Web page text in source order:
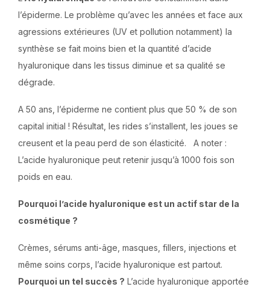
l’épiderme. Le problème qu’avec les années et face aux
agressions extérieures (UV et pollution notamment) la
synthèse se fait moins bien et la quantité d’acide
hyaluronique dans les tissus diminue et sa qualité se
dégrade.
A 50 ans, l’épiderme ne contient plus que 50 % de son
capital initial ! Résultat, les rides s’installent, les joues se
creusent et la peau perd de son élasticité. A noter :
L’acide hyaluronique peut retenir jusqu’à 1000 fois son
poids en eau.
Pourquoi l’acide hyaluronique est un actif star de la
cosmétique ?
Crèmes, sérums anti-âge, masques, fillers, injections et
même soins corps, l’acide hyaluronique est partout.
Pourquoi un tel succès ? L’acide hyaluronique apportée